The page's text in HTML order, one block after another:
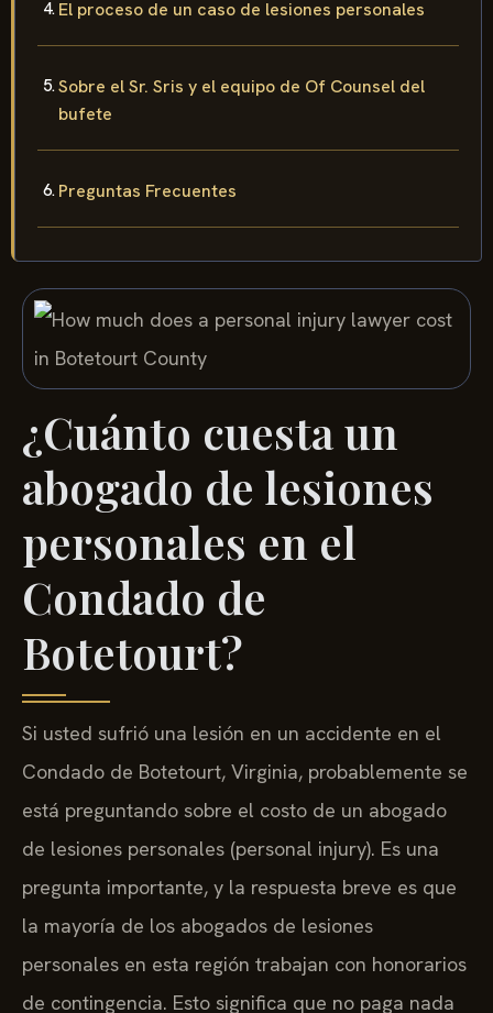
El proceso de un caso de lesiones personales
Sobre el Sr. Sris y el equipo de Of Counsel del
bufete
Preguntas Frecuentes
¿Cuánto cuesta un
abogado de lesiones
personales en el
Condado de
Botetourt?
Si usted sufrió una lesión en un accidente en el
Condado de Botetourt, Virginia, probablemente se
está preguntando sobre el costo de un abogado
de lesiones personales (personal injury). Es una
pregunta importante, y la respuesta breve es que
la mayoría de los abogados de lesiones
personales en esta región trabajan con honorarios
de contingencia. Esto significa que no paga nada